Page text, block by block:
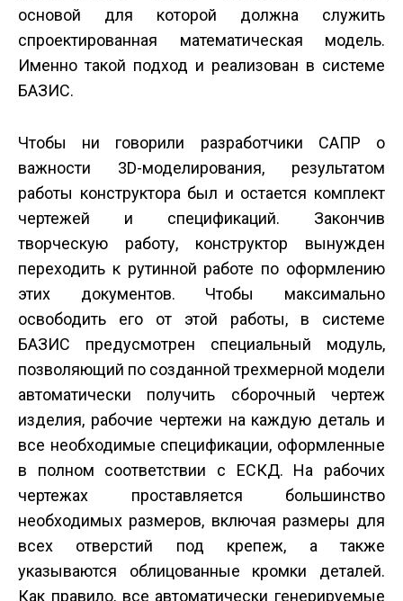
основой для которой должна служить
спроектированная математическая модель.
Именно такой подход и реализован в системе
БАЗИС.
Чтобы ни говорили разработчики САПР о
важности 3D-моделирования, результатом
работы конструктора был и остается комплект
чертежей и спецификаций. Закончив
творческую работу, конструктор вынужден
переходить к рутинной работе по оформлению
этих документов. Чтобы максимально
освободить его от этой работы, в системе
БАЗИС предусмотрен специальный модуль,
позволяющий по созданной трехмерной модели
автоматически получить сборочный чертеж
изделия, рабочие чертежи на каждую деталь и
все необходимые спецификации, оформленные
в полном соответствии с ЕСКД. На рабочих
чертежах проставляется большинство
необходимых размеров, включая размеры для
всех отверстий под крепеж, а также
указываются облицованные кромки деталей.
Как правило, все автоматически генерируемые